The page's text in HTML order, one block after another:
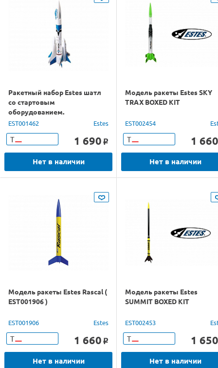
Ракетный набор Estes шатл
со стартовым
оборудованием.
EST001462 Estes
Т 1 690 o
Нет в наличии
Модель ракеты Estes SKY
TRAX BOXED KIT
EST002454
Т 1 660
Нет в наличии
Модель ракеты Estes Rascal (
EST001906 )
EST001906 Estes
Т 1 660 o
Нет в наличии
Модель ракеты Estes
SUMMIT BOXED KIT
EST002453
Т 1 650
Нет в наличии